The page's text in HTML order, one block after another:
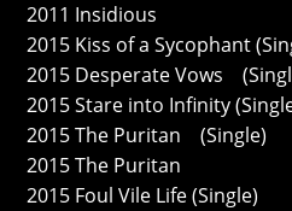
2011 Insidious
2015 Kiss of a Sycophant
2015 Desperate Vows
2015 Stare into Infinity
2015 The Puritan (Single)
2015 The Puritan
2015 Foul Vile Life (Single)